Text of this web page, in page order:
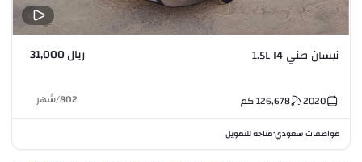
نيسان صني 1.5L I4 ريال 31,000
2020
126,678كم 802
/شهر
مواصفات سعودي•متاحة للتمويل